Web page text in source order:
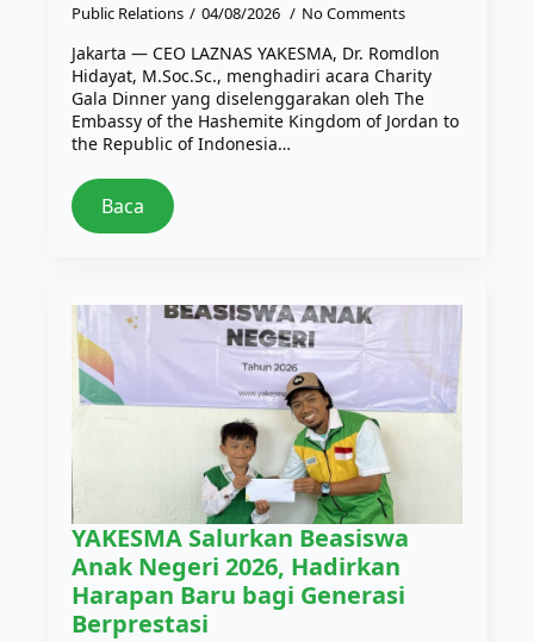
Public Relations 04/08/2026 No Comments
Jakarta — CEO LAZNAS YAKESMA, Dr. Romdlon
Hidayat, M.Soc.Sc., menghadiri acara Charity
Gala Dinner yang diselenggarakan oleh The
Embassy of the Hashemite Kingdom of Jordan to
the Republic of Indonesia…
Baca
YAKESMA Salurkan Beasiswa
Anak Negeri 2026, Hadirkan
Harapan Baru bagi Generasi
Berprestasi